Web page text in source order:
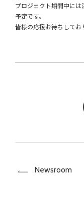
プロジェクト期間中には
予定です。
皆様の応援お待ちしてお
Newsroom